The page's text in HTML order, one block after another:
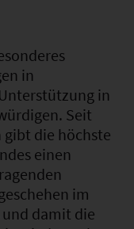
in
in
Seit
gibt die höchste
einen
im
und damit die